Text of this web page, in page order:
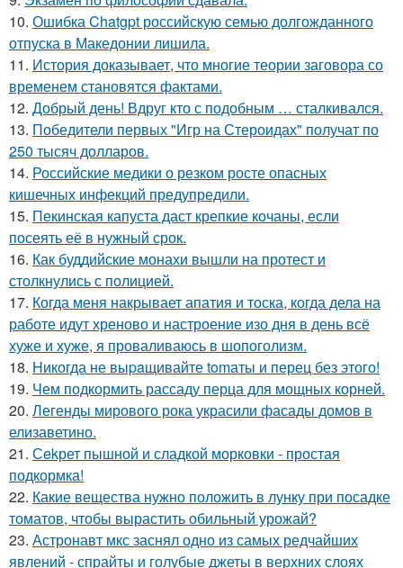
10. Ошибка Chatgpt российскую семью долгожданного
отпуска в Македонии лишила.
11. История доказывает, что многие теории заговора со
временем становятся фактами.
12. Добрый день! Вдруг кто с подобным … сталкивался.
13. Победители первых "Игр на Стероидах" получат по
250 тысяч долларов.
14. Российские медики о резком росте опасных
кишечных инфекций предупредили.
15. Пекинская капуста даст крепкие кочаны, если
посеять её в нужный срок.
16. Как буддийские монахи вышли на протест и
столкнулись с полицией.
17. Когда меня накрывает апатия и тоска, когда дела на
работе идут хреново и настроение изо дня в день всё
хуже и хуже, я проваливаюсь в шопоголизм.
18. Hикогда не выpaщивайте tomаты и перец без этого!
19. Чем подкормить рассаду перца для мощных корней.
20. Легенды мирового рока украсили фасады домов в
елизаветино.
21. Сekрет пышной и сладкой морковки - простая
подкормка!
22. Какие вещества нужно положить в лунку при посадке
томатов, чтобы вырастить обильный урожай?
23. Астронавт мкс заснял одно из самых редчайших
явлений - спрайты и голубые джеты в верхних слоях